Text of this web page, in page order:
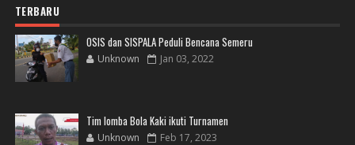
TERBARU
OSIS dan SISPALA Peduli Bencana Semeru
Unknown Jan 03, 2022
Tim lomba Bola Kaki ikuti Turnamen
Unknown Feb 17, 2023